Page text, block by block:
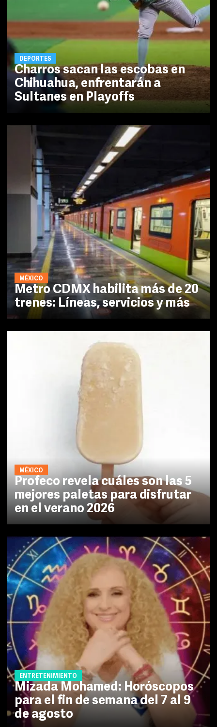
DEPORTES
Charros sacan las escobas en
Chihuahua, enfrentarán a
Sultanes en Playoffs
MÉXICO
Metro CDMX habilita más de 20
trenes: Líneas, servicios y más
MÉXICO
Profeco revela cuáles son las 5
mejores paletas para disfrutar
en el verano 2026
ENTRETENIMIENTO
Mizada Mohamed: Horóscopos
para el fin de semana del 7 al 9
de agosto